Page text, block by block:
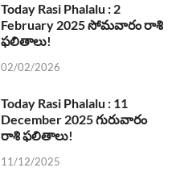
Today Rasi Phalalu : 2
February 2025 సోమవారం రాశి
ఫలితాలు!
02/02/2026
Today Rasi Phalalu : 11
December 2025 గురువారం
రాశి ఫలితాలు!
11/12/2025